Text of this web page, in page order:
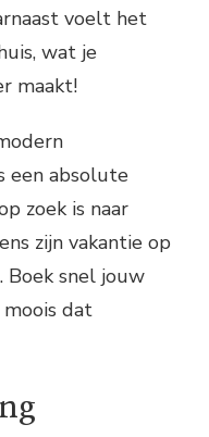
voelt het
wat je
maakt!
een absolute
zoek is naar
zijn vakantie op
Boek snel jouw
dat